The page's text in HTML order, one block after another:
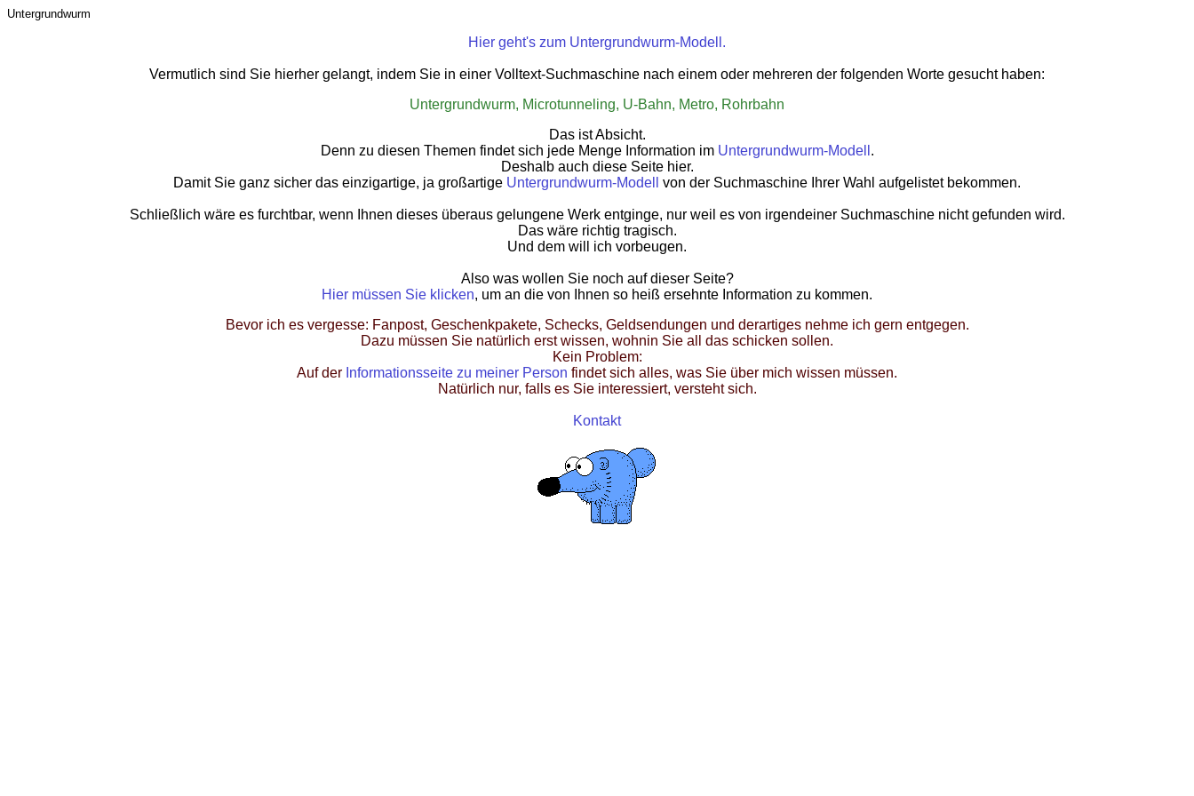
Untergrundwurm
Hier geht's zum Untergrundwurm-Modell.
Vermutlich sind Sie hierher gelangt, indem Sie in einer Volltext-Suchmaschine nach einem oder mehreren der folgenden Worte gesucht haben:
Untergrundwurm, Microtunneling, U-Bahn, Metro, Rohrbahn
Das ist Absicht.
Denn zu diesen Themen findet sich jede Menge Information im Untergrundwurm-Modell .
Deshalb auch diese Seite hier.
Damit Sie ganz sicher das einzigartige, ja großartige Untergrundwurm-Modell von der Suchmaschine Ihrer Wahl aufgelistet bekommen.
Schließlich wäre es furchtbar, wenn Ihnen dieses überaus gelungene Werk entginge, nur weil es von irgendeiner Suchmaschine nicht gefunden wird.
Das wäre richtig tragisch.
Und dem will ich vorbeugen.
Also was wollen Sie noch auf dieser Seite?
Hier müssen Sie klicken, um an die von Ihnen so heiß ersehnte Information zu kommen.
Bevor ich es vergesse: Fanpost, Geschenkpakete, Schecks, Geldsendungen und derartiges nehme ich gern entgegen.
Dazu müssen Sie natürlich erst wissen, wohnin Sie all das schicken sollen.
Kein Problem:
Auf der Informationsseite zu meiner Person findet sich alles, was Sie über mich wissen müssen.
Natürlich nur, falls es Sie interessiert, versteht sich.
Kontakt